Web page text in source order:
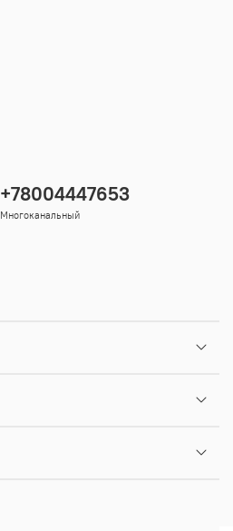
+78004447653
Многоканальный